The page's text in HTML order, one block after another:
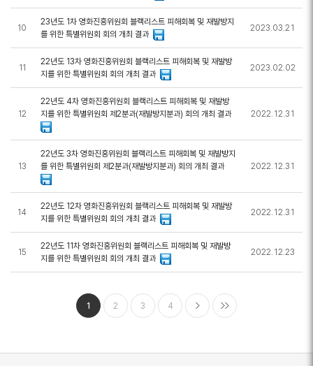
10
23년도 1차 영화진흥위원회 블랙리스트 피해회복 및 재발방지
를 위한 특별위원회 회의 개최 결과
2023.03.21
11
22년도 13차 영화진흥위원회 블랙리스트 피해회복 및 재발방
지를 위한 특별위원회 회의 개최 결과
2023.02.02
12
22년도 4차 영화진흥위원회 블랙리스트 피해회복 및 재발방
지를 위한 특별위원회 제2분과(재발방지분과) 회의 개최 결과
2022.12.31
13
22년도 3차 영화진흥위원회 블랙리스트 피해회복 및 재발방지
를 위한 특별위원회 제2분과(재발방지분과) 회의 개최 결과
2022.12.31
14
22년도 12차 영화진흥위원회 블랙리스트 피해회복 및 재발방
지를 위한 특별위원회 회의 개최 결과
2022.12.31
15
22년도 11차 영화진흥위원회 블랙리스트 피해회복 및 재발방
지를 위한 특별위원회 회의 개최 결과
2022.12.23
1 2 3 4